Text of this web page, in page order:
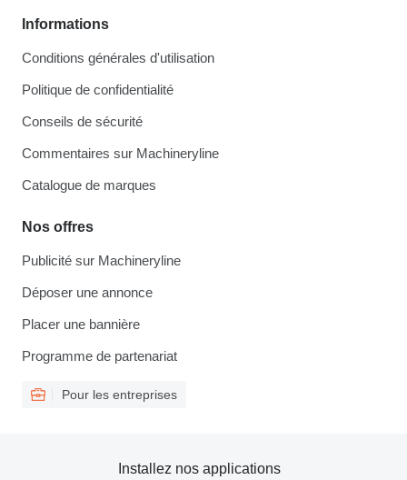
Informations
Conditions générales d'utilisation
Politique de confidentialité
Conseils de sécurité
Commentaires sur Machineryline
Catalogue de marques
Nos offres
Publicité sur Machineryline
Déposer une annonce
Placer une bannière
Programme de partenariat
Pour les entreprises
Installez nos applications